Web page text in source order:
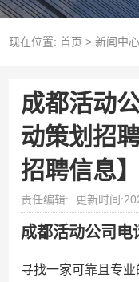
现在位置: 首页 > 新闻中心
成都活动
动策划招
招聘信息】
责任编辑: 更新时间
成都活动公司电
寻找一家可靠且专